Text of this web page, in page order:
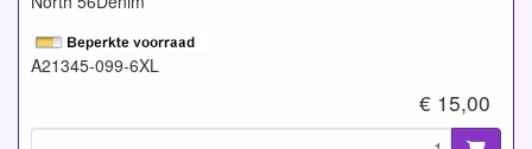
A21345-099-6XL
€ 15,00